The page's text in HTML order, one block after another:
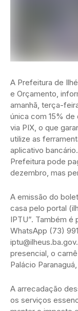
A Prefeitura de
e Orçamento,
amanhã, terça-
única com 15%
via PIX, o que
utilize as
aplicativo
Prefeitura pode
dezembro, mas
A emissão do
casa pelo portal
IPTU”. Também
WhatsApp (73)
presencial, o
Palácio
A arrecadação
os serviços